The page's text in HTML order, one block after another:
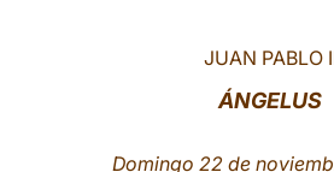
JUAN PABLO
ÁNGELUS
Domingo 22 de